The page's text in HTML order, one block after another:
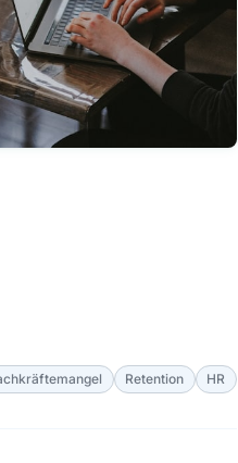
Retention HR